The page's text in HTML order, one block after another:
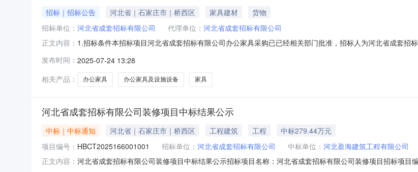
招标｜招标公告 河北省｜石家庄市｜桥西区 家具建材
货物
招标单位： 河北省成套招标有限公司 代理单位： 河北省成套招标有限公司
正文内容： 1.招标条件本招标项目河北省成套招标有限公司办公家具采购已已经相关部门批准，招标人为河北省成套招
期：合同签订后30个日历日内供货并安装调试完毕（具体以合同签订为准）。2.4交货地点：河北省石家庄
3.1.1投标人须是
发布时间： 2025-07-24 13:28
相关产品：
办公家具 办公家具及设施设备 家具
河北省成套招标有限公司装修项目中标结果公示
中标｜中标通知 河北省｜石家庄市｜桥西区 工程建筑 工程
中标279.44万元
项目编号： HBCT2025166001001 招标单位： 河北省成套招标有限公司 中标单位： 河北盈海建筑工程有限公司
正文内容： 河北省成套招标有限公司装修项目中标结果公示招标项目名称：河北省成套招标有限公司装修项目招标项